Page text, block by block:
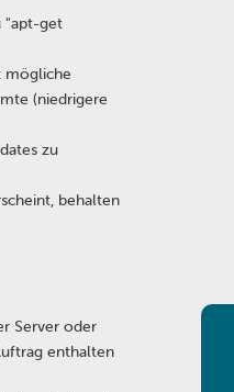
"apt-get
mögliche
(niedrigere
zu
behalten
Server oder
enthalten